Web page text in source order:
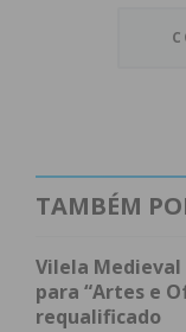
vasto junta-se,
prova que
jogos,
momentos All
TAMBÉM
Vilela Medieval
para “Artes e
requalificado